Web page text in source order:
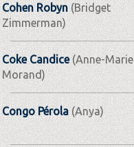
Cohen Robyn(Bridget
Zimmerman)
Coke Candice(Anne-Marie
Morand)
Congo Pérola(Anya)